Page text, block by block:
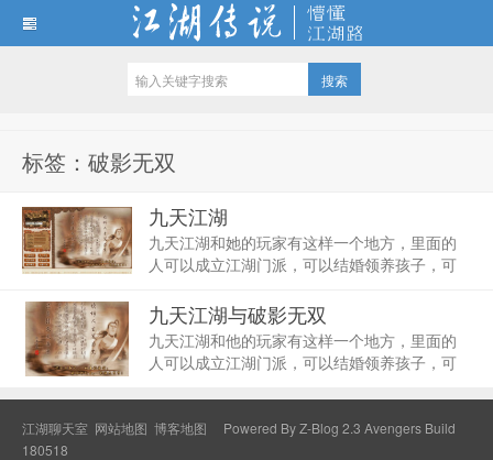
标签：破影无双
九天江湖
九天江湖和她的玩家有这样一个地方，里面的
人可以成立江湖门派，可以结婚领养孩子，可
一切都是虚拟的。但活活脱脱一个小社会的它
——“九天江湖”还是吸引了大群大群的玩家。就
在这里，他...
九天江湖与破影无双
九天江湖和他的玩家有这样一个地方，里面的
人可以成立江湖门派，可以结婚领养孩子，可
一切都是虚拟的。但活活脱脱一个小社会的它
——“九天江湖”还是吸引了大群大群的玩家。就
江湖聊天室 网站地图 博客地图 Powered ByZ-Blog 2.3 Avengers Build
180518